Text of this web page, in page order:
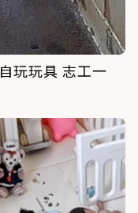
玩玩具 志工一